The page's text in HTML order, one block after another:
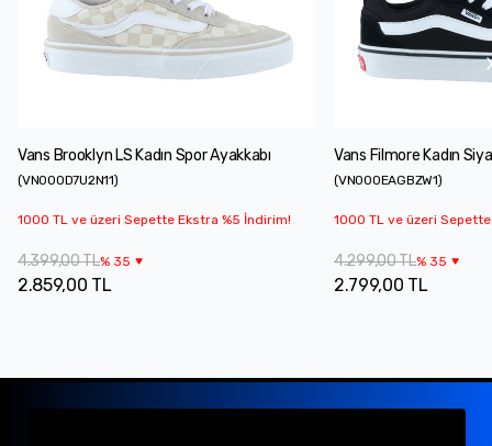
Vans Brooklyn LS Kadın Spor Ayakkabı
(VN000D7U2N11)
1000 TL ve üzeri Sepette Ekstra %5 İndirim!
4.399,00 TL% 35
2.859,00 TL
Vans Filmore Kadın
(VN000EAGBZW1)
1000 TL ve üzeri
4.299,00 TL% 35
2.799,00 TL